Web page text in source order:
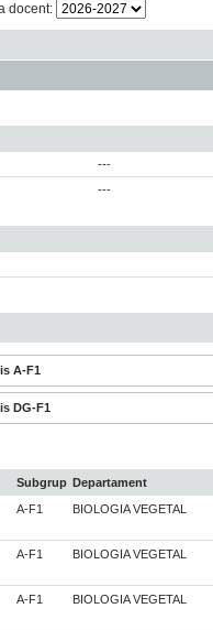
docent:
---
---
A-F1
DG-F1
Subgrup Departament
A-F1 BIOLOGIA VEGETAL
A-F1 BIOLOGIA VEGETAL
A-F1 BIOLOGIA VEGETAL